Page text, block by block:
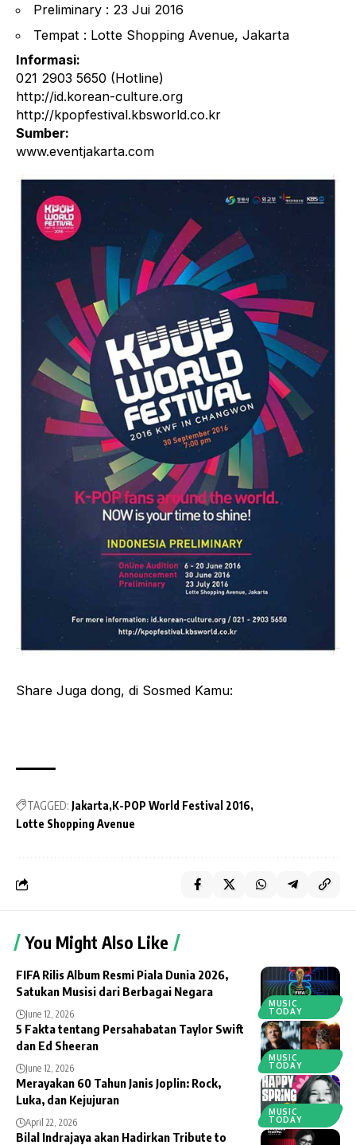
Preliminary : 23 Jui 2016
Tempat : Lotte Shopping Avenue, Jakarta
Informasi:
021 2903 5650 (Hotline)
http://id.korean-culture.org
http://kpopfestival.kbsworld.co.kr
Sumber:
www.eventjakarta.com
Share Juga dong, di Sosmed Kamu:
TAGGED: Jakarta K-POP World Festival 2016
Lotte Shopping Avenue
You Might Also Like
MUSIC
TODAY
FIFA Rilis Album Resmi Piala Dunia 2026,
Satukan Musisi dari Berbagai Negara
June 12, 2026
MUSIC
TODAY
5 Fakta tentang Persahabatan Taylor Swift
dan Ed Sheeran
June 12, 2026
MUSIC
TODAY
Merayakan 60 Tahun Janis Joplin: Rock,
Luka, dan Kejujuran
April 22, 2026
Bilal Indrajaya akan Hadirkan Tribute to